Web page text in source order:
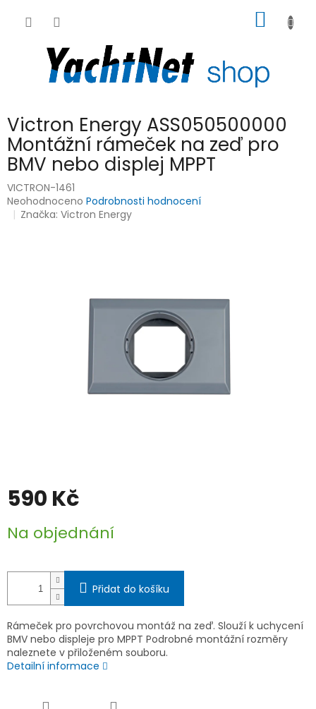
KOŠÍK
Victron Energy ASS050500000
Montážní rámeček na zeď pro
BMV nebo displej MPPT
VICTRON-1461
Průměrné
hodnocení
Neohodnoceno Podrobnosti hodnocení
Značka:Victron Energy
590 Kč
cena:
Na objednání
Přidat do košíku
Rámeček pro povrchovou montáž na zeď. Slouží k uchycení
BMV nebo displeje pro MPPT Podrobné montážní rozměry
naleznete v přiloženém souboru.
Detailní informace